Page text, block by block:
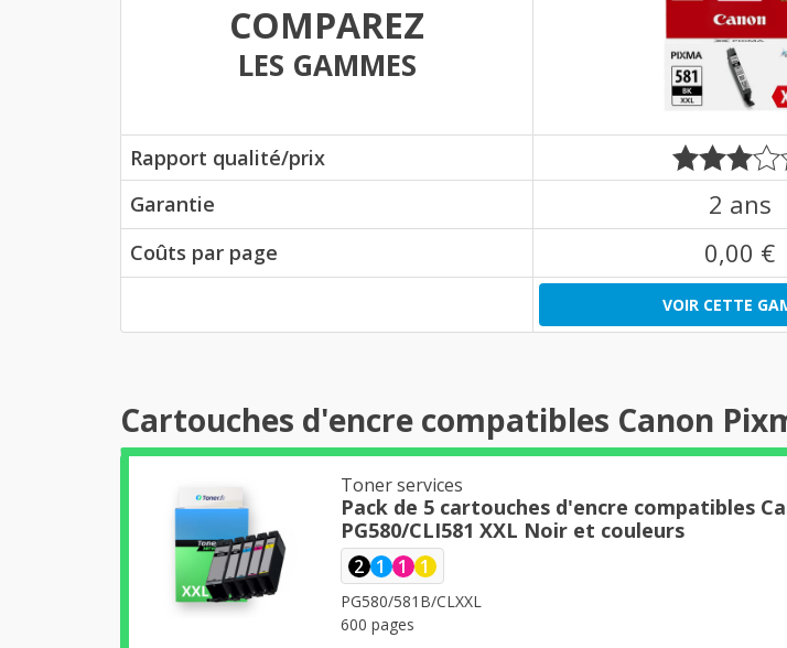
COMPAREZ
LES GAMMES
Rapport qualité/prix
Garantie
2 ans
Coûts par page 0,00 €
VOIR CETTE
Cartouches d'encre compatibles Canon
Toner services
Pack de 5 cartouches d'encre compatibles
PG580/CLI581 XXL Noir et couleurs
2 1 1 1
PG580/581B/CLXXL
600 pages